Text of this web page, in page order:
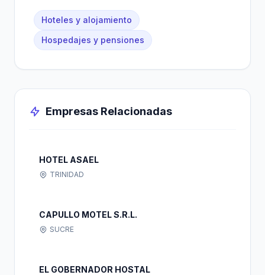
Hoteles y alojamiento
Hospedajes y pensiones
Empresas Relacionadas
HOTEL ASAEL
TRINIDAD
CAPULLO MOTEL S.R.L.
SUCRE
EL GOBERNADOR HOSTAL